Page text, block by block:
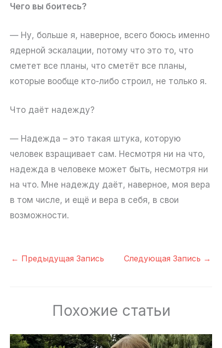
Чего вы боитесь?
— Ну, больше я, наверное, всего боюсь именно
ядерной эскалации, потому что это то, что
сметет все планы, что сметёт все планы,
которые вообще кто-либо строил, не только я.
Что даёт надежду?
— Надежда – это такая штука, которую
человек взращивает сам. Несмотря ни на что,
надежда в человеке может быть, несмотря ни
на что. Мне надежду даёт, наверное, моя вера
в том числе, и ещё и вера в себя, в свои
возможности.
← Предыдущая Запись Следующая Запись →
Похожие статьи